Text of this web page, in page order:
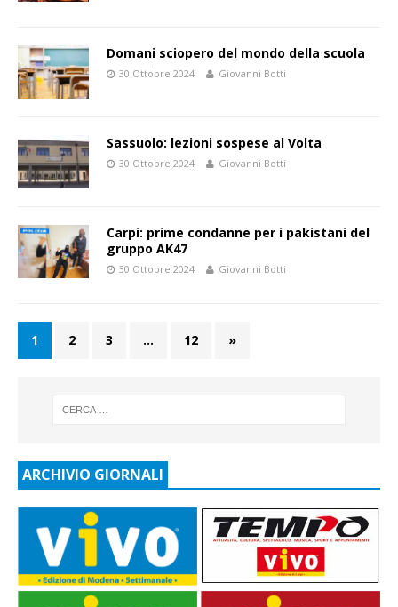
Domani sciopero del mondo della scuola
30 Ottobre 2024 Giovanni Botti
Sassuolo: lezioni sospese al Volta
30 Ottobre 2024 Giovanni Botti
Carpi: prime condanne per i pakistani del
gruppo AK47
30 Ottobre 2024 Giovanni Botti
1 2 3 … 12 »
ARCHIVIO GIORNALI